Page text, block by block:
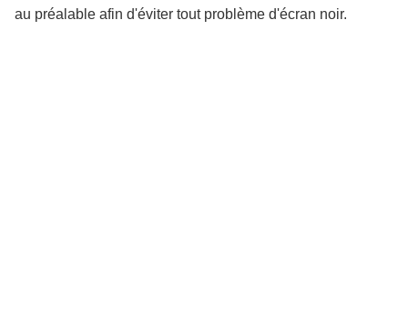
au préalable afin d'éviter tout problème d'écran noir.